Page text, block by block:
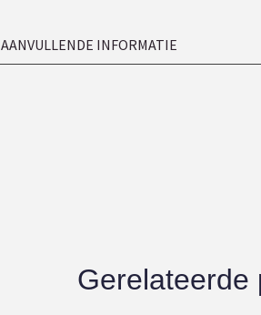
AANVULLENDE INFORMATIE
Gerelateerde